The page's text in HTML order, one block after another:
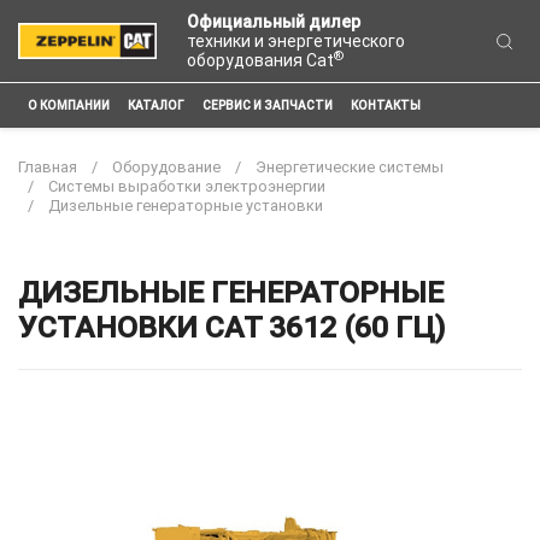
Официальный дилер
техники и энергетического
оборудования Cat®
О КОМПАНИИ КАТАЛОГ СЕРВИС И ЗАПЧАСТИ КОНТАКТЫ
Главная Оборудование
Энергетические системы
Системы выработки электроэнергии
Дизельные генераторные установки
ДИЗЕЛЬНЫЕ ГЕНЕРАТОРНЫЕ
УСТАНОВКИ CAT 3612 (60 ГЦ)